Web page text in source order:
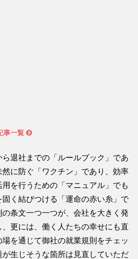
事一覧
退社までの「ルールブック」であ
然に防ぐ「ワクチン」であり、効率
を行うための「マニュアル」でも
く結びつける「運命の赤い糸」で
の条文一つ一つが、会社を大きく発
更には、働く人たちの幸せにも直
を通じて御社の就業規則をチェッ
生じそうな箇所は見直していただ